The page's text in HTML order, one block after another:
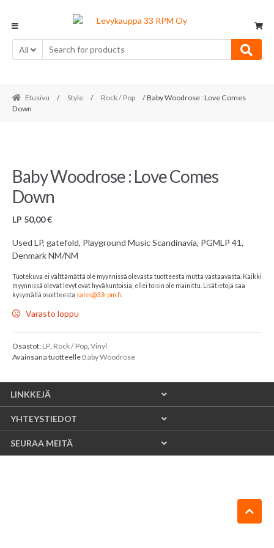
navigation
content
All
Etusivu / Style / Rock / Pop
/ Baby Woodrose : Love Comes
Down
Baby Woodrose : Love Comes
Down
LP 50,00€
Used LP, gatefold, Playground Music Scandinavia, PGMLP 41,
Denmark NM/NM
Tuotekuva ei välttämättä ole myynnissä olevasta tuotteesta mutta vastaavasta. Kaikki
myynnissä olevat levyt ovat hyväkuntoisia, ellei toisin ole mainittu. Lisätietoja saa
kysymällä osoitteesta sales@33rpm.fi
Varasto loppu
Osastot: LP, Rock / Pop, Vinyl
Avainsana tuotteelle Baby Woodrose
LINKKEJÄ
YHTEYSTIEDOT
SEURAA MEITÄ